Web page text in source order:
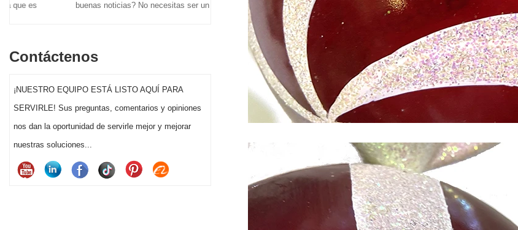
buenas noticias? No necesitas ser un genio de
delantero realmente destaque este año.
volviendo a las nostálgicas decoraciones
navideñas sin dejar de buscar soluciones
prácticas de exhibición al aire libre. Desde
Papá Noel antiguos moldeados por soplado
hasta figuras flocadas de suave tacto y
exhibidores inflables gigantes, cada estilo
atiende a un segmento de clientes diferente.
puede afectar significativamente las ventas
navideñas y la satisfacción del consumidor.
Contáctenos
¡NUESTRO EQUIPO ESTÁ LISTO AQUÍ PARA
SERVIRLE! Sus preguntas, comentarios y opiniones
nos dan la oportunidad de servirle mejor y mejorar
nuestras soluciones...